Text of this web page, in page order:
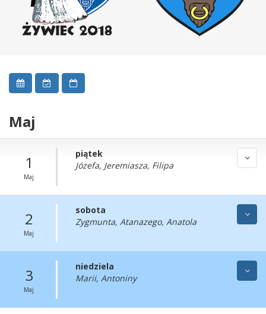
Maj
1
Maj
piątek
Józefa, Jeremiasza, Filipa
2
Maj
sobota
Zygmunta, Atanazego, Anatola
3
Maj
niedziela
Marii, Antoniny